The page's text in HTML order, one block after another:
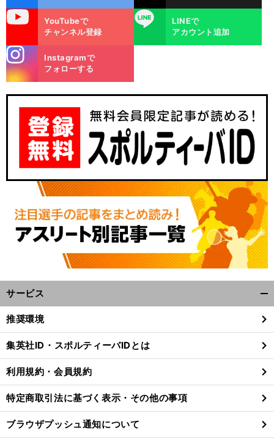
。
、
前
YouTubeで
チャンネル登録
LINE
LINEで
アカウント追加
m
Instagramで
フォローする
サービス
閉
る
推奨環境
集英社ID・スポルティーバIDとは
利用規約・会員規約
特定商取引法に基づく表示・その他の事項
ブラウザプッシュ通知について